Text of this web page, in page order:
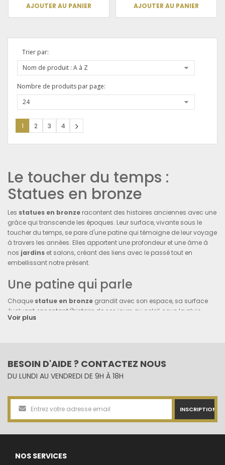
AJOUTER AU PANIER AJOUTER AU PANIER
Trier par:
Nom de produit : A à Z
Nombre de produits par page:
24
1 2 3 4
Le toucher du temps :
Statues en bronze
Les statues en bronze racontent des histoires anciennes avec une
grâce qui transcende les époques. Leur surface, vivante sous le
toucher du temps, se pare d'une patine qui témoigne de leur voyage
à travers les années. Elles apportent une profondeur et une âme à
nos jardins et salons, créant des liens avec le passé tout en
embellissant notre présent.
Une patine qui parle
Chaque statue en bronze grandit avec son espace, sa surface
évoluant, racontant l'histoire de ses jours au soleil, sous la pluie,
embrassée par les saisons. Cette beauté qui mûrit avec le temps
Posséder une statue en bronze , c'est comme tenir un morceau
d'histoire entre ses mains. Inspirées de mythes, d'histoires et de
espaces de leur noblesse silencieuse.
Les veines de la vie :
Statues en bois
Dans le bois de chaque
Voir plus
BESOIN D'AIDE ? CONTACTEZ NOUS
DU LUNDI AU VENDREDI DE 9H À 18H
INSCRIPTION
NOS SERVICES